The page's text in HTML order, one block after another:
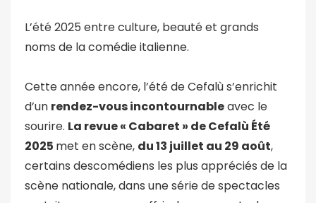
L’été 2025 entre culture, beauté et grands
noms de la comédie italienne.
Cette année encore, l’été de Cefalù s’enrichit
d’un rendez-vous incontournableavec le
sourire. La revue « Cabaret » de Cefalù Été
2025 met en scène, du 13 juillet au 29 août,
certains descomédiens les plus appréciés de la
scène nationale, dans une série de spectacles